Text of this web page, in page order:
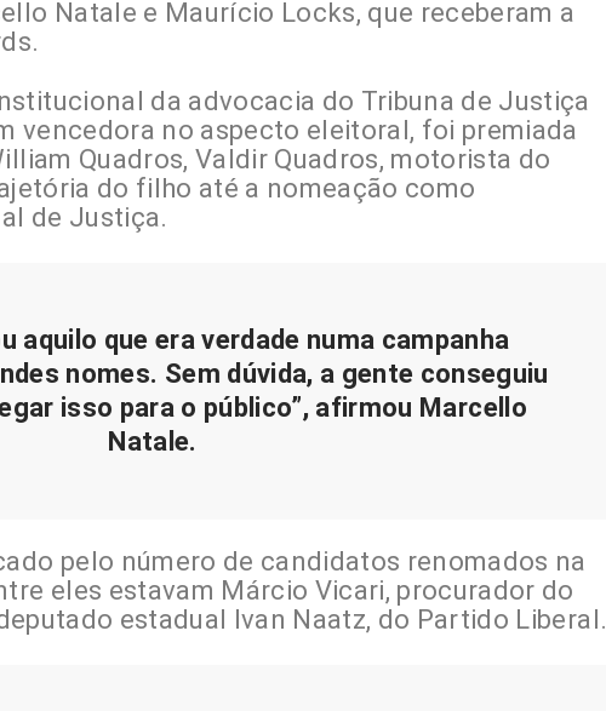
Natale e Maurício Locks, que receberam a
da advocacia do Tribuna de Justiça
vencedora no aspecto eleitoral, foi premiada
Quadros, Valdir Quadros, motorista do
do filho até a nomeação como
de Justiça.
aquilo que era verdade numa campanha
nomes. Sem dúvida, a gente conseguiu
isso para o público”, afirmou Marcello
Natale.
pelo número de candidatos renomados na
eles estavam Márcio Vicari, procurador do
estadual Ivan Naatz, do Partido Liberal.